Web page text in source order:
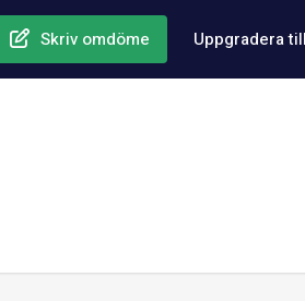
Skriv omdöme Uppgradera